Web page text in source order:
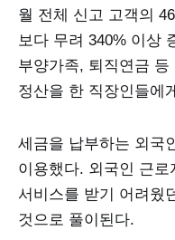
월 전체 신고 고객의
보다 무려 340% 이상
부양가족, 퇴직연금
정산을 한 직장인들에
세금을 납부하는 외국
이용했다. 외국인 근
서비스를 받기 어려웠
것으로 풀이된다.